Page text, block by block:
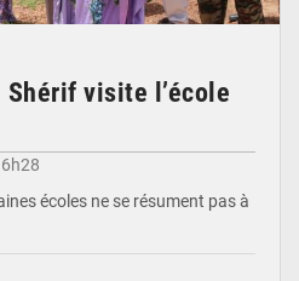
visite l’école
écoles ne se résument pas à